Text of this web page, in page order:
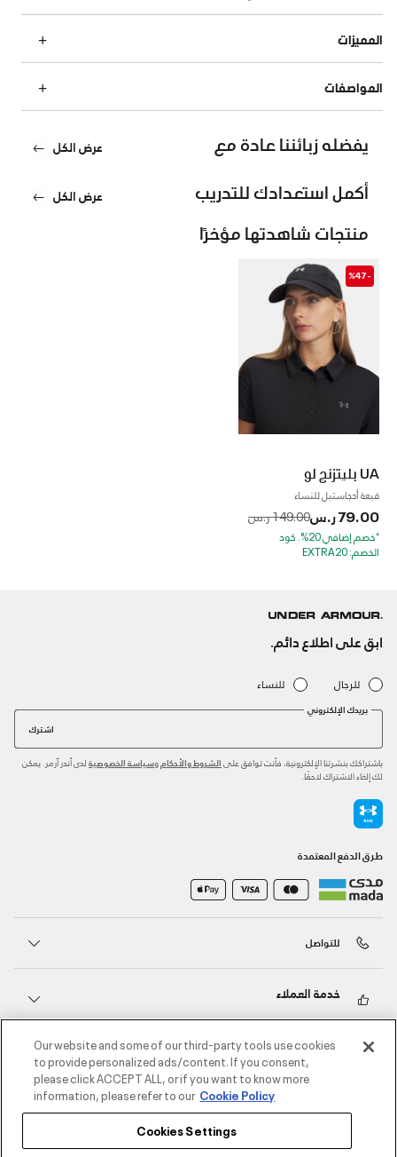
المميزات
المواصفات
يفضله زبائننا عادة مع عرض الكل
أكمل استعدادك للتدريب عرض الكل
منتجات شاهدتها مؤخرًا
-%47
UA بليتزنج لو
قبعة أدجاستبل للنساء
79.00 ر.س Price reduced from
149.00 ر.س to
*خصم إضافي 20%. كود
الخصم: EXTRA20
ابق على اطلاع دائم.
للرجال للنساء
بريدك الإلكتروني
اشترك
باشتراكك بنشرتنا الإلكترونية، فأنت توافق على الشروط والأحكام وسياسة الخصوصية لدى أندر آرمر. يمكن
لك إلغاء الاشتراك لاحقًا.
طرق الدفع المعتمدة
للتواصل
خدمة العملاء
حول أندر آرمر
أندر آرمر على الشبكات الاجتماعية
Our website and some of our third-party tools use cookies
to provide personalized ads/content. If you consent,
please click ACCEPT ALL, or if you want to know more
information, please refer to our Cookie Policy
Cookies Settings